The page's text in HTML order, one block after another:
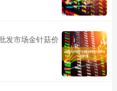
发市场金针菇价